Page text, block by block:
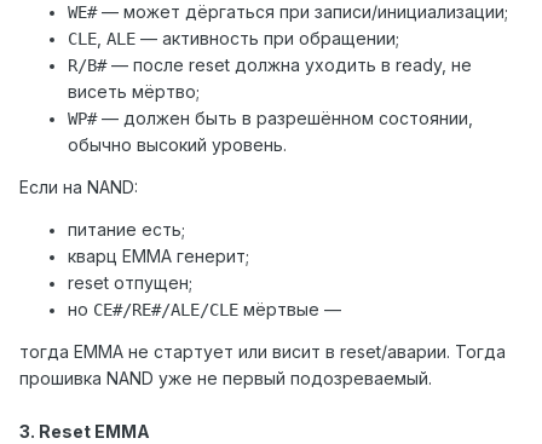
WE#— может дёргаться при записи/инициализации;
CLE ALE — активность при обращении;
R/B#— после reset должна уходить в ready, не
висеть мёртво;
WP#— должен быть в разрешённом состоянии,
обычно высокий уровень.
Если на NAND:
питание есть;
кварц EMMA генерит;
reset отпущен;
но CE#/RE#/ALE/CLE мёртвые —
тогда EMMA не стартует или висит в reset/аварии. Тогда
прошивка NAND уже не первый подозреваемый.
3. Reset EMMA